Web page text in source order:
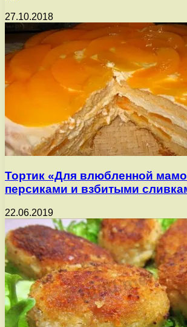
27.10.2018
Тортик «Для влюбленной
персиками и взбитыми
22.06.2019